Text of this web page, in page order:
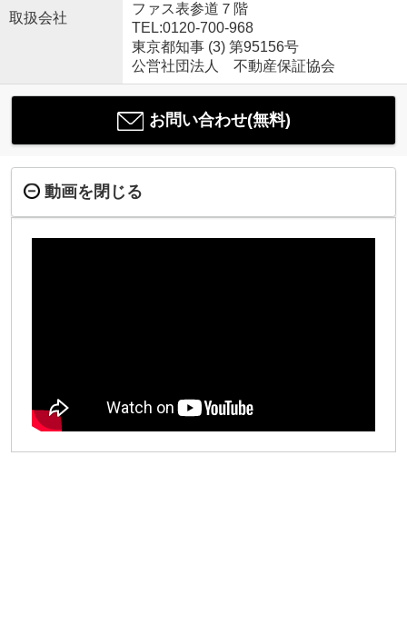
取扱会社
ファス表参道７階
TEL:0120-700-968
東京都知事 (3) 第95156号
公営社団法人 不動産保証協会
お問い合わせ(無料)
動画を閉じる